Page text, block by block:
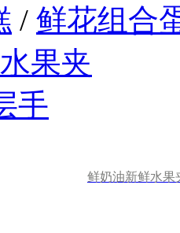
/ 鲜花组合
鲜奶油新鲜水果